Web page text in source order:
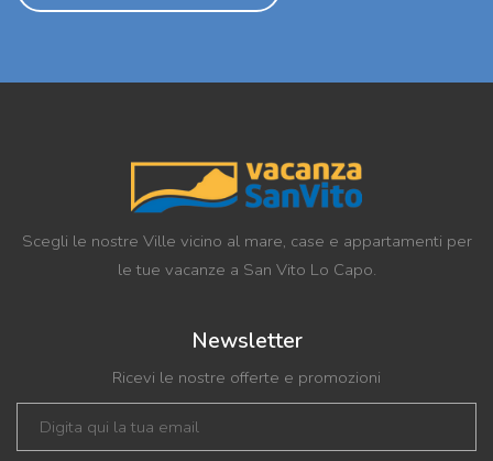
Scegli le nostre Ville vicino al mare, case e appartamenti per
le tue vacanze a San Vito Lo Capo.
Newsletter
Ricevi le nostre offerte e promozioni